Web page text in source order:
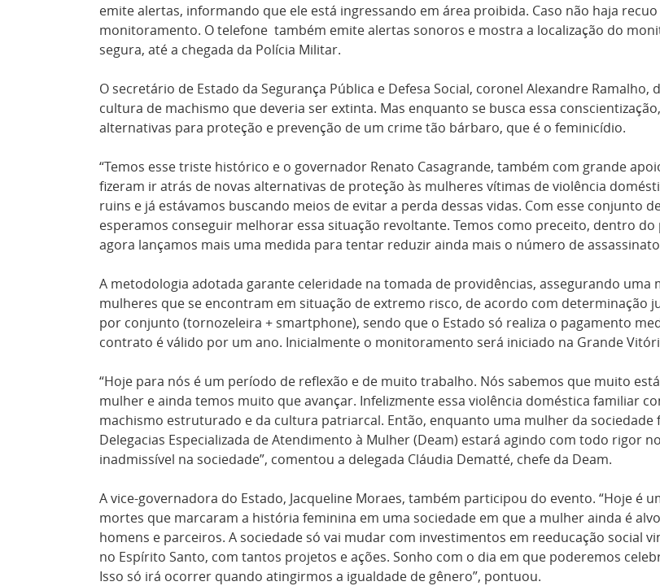
emite alertas, informando que ele está ingressando em área proibida. Caso não haja
monitoramento. Otelefone também emite alertas sonoros e mostra a localização do
segura, até a chegada da Polícia Militar.
O secretário de Estado da Segurança Pública e Defesa Social, coronel Alexandre
cultura de machismo que deveria ser extinta. Mas enquanto se busca essa
alternativas para proteção e prevenção de um crime tão bárbaro, que é o feminicídio.
“Temos esse triste histórico e o governador Renato Casagrande, também com grande
fizeram ir atrás de novas alternativas de proteção às mulheres vítimas de violência
ruins e já estávamos buscando meios de evitar a perda dessas vidas. Com esse conjunto
esperamos conseguir melhorar essa situação revoltante. Temos como preceito, dentro
agora lançamos mais uma medida para tentar reduzir ainda mais o número de
A metodologia adotada garante celeridade na tomada de providências, assegurando uma
mulheres que se encontram em situação de extremo risco, de acordo com determinação
por conjunto (tornozeleira + smartphone), sendo que o Estado só realiza o pagamento
contrato é válido por um ano. Inicialmente o monitoramento será iniciado na Grande
“Hoje para nós é um período de reflexão e de muito trabalho. Nós sabemos que muito
mulher e ainda temos muito que avançar. Infelizmente essa violência doméstica familiar
machismo estruturado e da cultura patriarcal. Então, enquanto uma mulher da sociedade
Delegacias Especializada de Atendimento à Mulher (Deam) estará agindo com todo rigor
inadmissível na sociedade”, comentou a delegada Cláudia Dematté, chefe da Deam.
A vice-governadora do Estado, Jacqueline Moraes, também participou do evento. “Hoje é
mortes que marcaram a história feminina em uma sociedade em que a mulher ainda é
homens e parceiros. A sociedade só vai mudar com investimentos em reeducação social
no Espírito Santo, com tantos projetos e ações. Sonho com o dia em que poderemos
Isso só irá ocorrer quando atingirmos a igualdade de gênero”, pontuou.